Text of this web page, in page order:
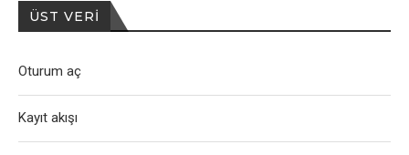
ÜST VERI
Oturum aç
Kayıt akışı